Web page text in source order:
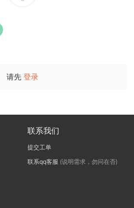
请先 登录
联系我们
提交工单
联系qq客服 (说明需求，勿问在否)